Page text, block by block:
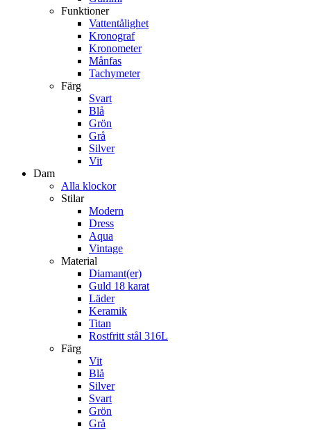
Funktioner
Vattentålighet
Kronograf
Kronometer
Månfas
Tachymeter
Färg
Svart
Blå
Grön
Grå
Silver
Vit
Dam
Alla klockor
Stilar
Modern
Dress
Aqua
Vintage
Material
Diamant(er)
Guld 18 karat
Läder
Keramik
Titan
Rostfritt stål 316L
Färg
Vit
Blå
Silver
Svart
Grön
Grå